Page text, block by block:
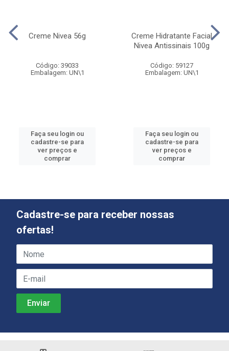
Creme Nivea 56g
Código: 39033
Embalagem: UN\1
Faça seu login ou
cadastre-se para
ver preços e
comprar
Creme Hidratante Facial
Nivea Antissinais 100g
Código: 59127
Embalagem: UN\1
Faça seu login ou
cadastre-se para
ver preços e
comprar
Cadastre-se para receber nossas
ofertas!